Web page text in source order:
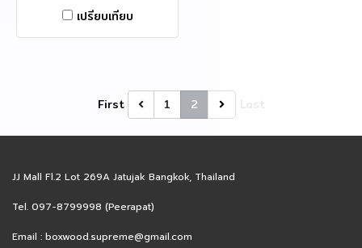
เปรียบเทียบ
First 1 2
JJ Mall Fl.2 Lot 269A Jatujak Bangkok, Thailand
Tel. 097-8799998 (Peerapat)
Email : boxwood.supreme@gmail.com